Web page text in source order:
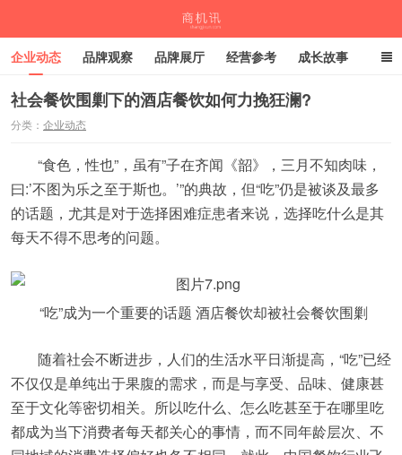
企业动态 品牌观察 品牌展厅 经营参考 成长故事
深度观察 伙伴计划
社会餐饮围剿下的酒店餐饮如何力挽狂澜?
分类： 企业动态
“食色，性也”，虽有”子在齐闻《韶》，三月不知肉味，
曰:’不图为乐之至于斯也。’”的典故，但“吃”仍是被谈及最多
的话题，尤其是对于选择困难症患者来说，选择吃什么是其
每天不得不思考的问题。
“吃”成为一个重要的话题 酒店餐饮却被社会餐饮围剿
随着社会不断进步，人们的生活水平日渐提高，“吃”已经
不仅仅是单纯出于果腹的需求，而是与享受、品味、健康甚
至于文化等密切相关。所以吃什么、怎么吃甚至于在哪里吃
都成为当下消费者每天都关心的事情，而不同年龄层次、不